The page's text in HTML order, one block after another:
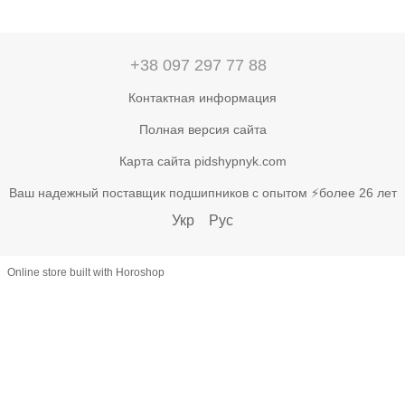
+38 097 297 77 88
Контактная информация
Полная версия сайта
Карта сайта pidshypnyk.com
Ваш надежный поставщик подшипников с опытом ⚡более 26 лет
Укр Рус
Online store built with Horoshop